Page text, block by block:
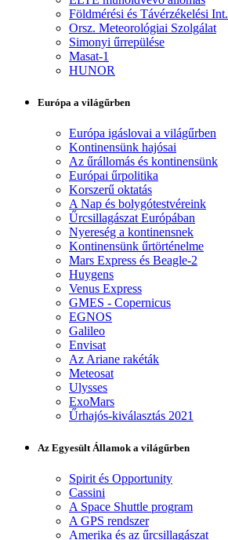
Földmérési és Távérzékelési Int.
Orsz. Meteorológiai Szolgálat
Simonyi űrrepülése
Masat-1
HUNOR
Európa a világűrben
Európa igáslovai a világűrben
Kontinensünk hajósai
Az űrállomás és kontinensünk
Európai űrpolitika
Korszerű oktatás
A Nap és bolygótestvéreink
Űrcsillagászat Európában
Nyereség a kontinensnek
Kontinensünk űrtörténelme
Mars Express és Beagle-2
Huygens
Venus Express
GMES - Copernicus
EGNOS
Galileo
Envisat
Az Ariane rakéták
Meteosat
Ulysses
ExoMars
Űrhajós-kiválasztás 2021
Az Egyesült Államok a világűrben
Spirit és Opportunity
Cassini
A Space Shuttle program
A GPS rendszer
Amerika és az űrcsillagászat